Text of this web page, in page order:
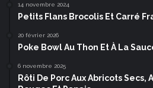
14 novembre 2024
Petits Flans Brocolis Et Carré
20 février 2026
Poke Bowl Au Thon Et À La
6 novembre 2025
Rôti De Porc Aux Abricots Secs,